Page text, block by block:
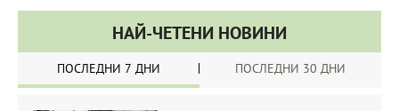
НАЙ-ЧЕТЕНИ НОВИНИ
ПОСЛЕДНИ 7 ДНИ ПОСЛЕДНИ 30 ДНИ